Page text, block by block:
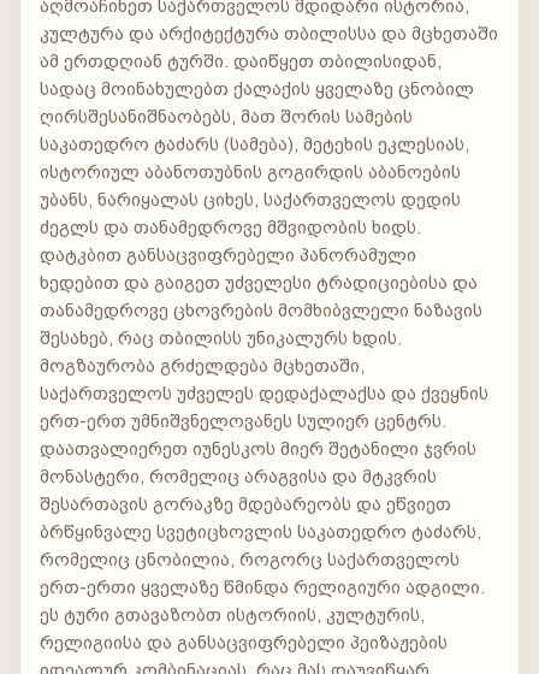
აღმოაჩინეთ საქართველოს მდიდარი ისტორია,
კულტურა და არქიტექტურა თბილისსა და მცხეთაში
ამ ერთდღიან ტურში. დაიწყეთ თბილისიდან,
სადაც მოინახულებთ ქალაქის ყველაზე ცნობილ
ღირსშესანიშნაობებს, მათ შორის სამების
საკათედრო ტაძარს (სამება), მეტეხის ეკლესიას,
ისტორიულ აბანოთუბნის გოგირდის აბანოების
უბანს, ნარიყალას ციხეს, საქართველოს დედის
ძეგლს და თანამედროვე მშვიდობის ხიდს.
დატკბით განსაცვიფრებელი პანორამული
ხედებით და გაიგეთ უძველესი ტრადიციებისა და
თანამედროვე ცხოვრების მომხიბვლელი ნაზავის
შესახებ, რაც თბილისს უნიკალურს ხდის.
მოგზაურობა გრძელდება მცხეთაში,
საქართველოს უძველეს დედაქალაქსა და ქვეყნის
ერთ-ერთ უმნიშვნელოვანეს სულიერ ცენტრს.
დაათვალიერეთ იუნესკოს მიერ შეტანილი ჯვრის
მონასტერი, რომელიც არაგვისა და მტკვრის
შესართავის გორაკზე მდებარეობს და ეწვიეთ
ბრწყინვალე სვეტიცხოვლის საკათედრო ტაძარს,
რომელიც ცნობილია, როგორც საქართველოს
ერთ-ერთი ყველაზე წმინდა რელიგიური ადგილი.
ეს ტური გთავაზობთ ისტორიის, კულტურის,
რელიგიისა და განსაცვიფრებელი პეიზაჟების